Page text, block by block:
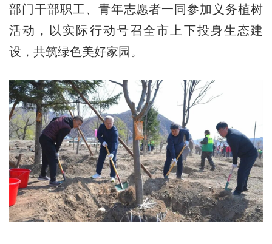
部门干部职工、青年志愿者一同参加义务植树
活动，以实际行动号召全市上下投身生态建
设，共筑绿色美好家园。